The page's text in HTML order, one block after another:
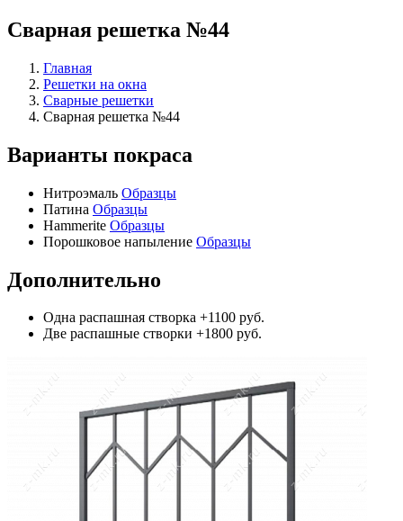
Сварная решетка №44
Главная
Решетки на окна
Сварные решетки
Сварная решетка №44
Варианты покраса
Нитроэмаль Образцы
Патина Образцы
Hammerite Образцы
Порошковое напыление Образцы
Дополнительно
Одна распашная створка +1100 руб.
Две распашные створки +1800 руб.